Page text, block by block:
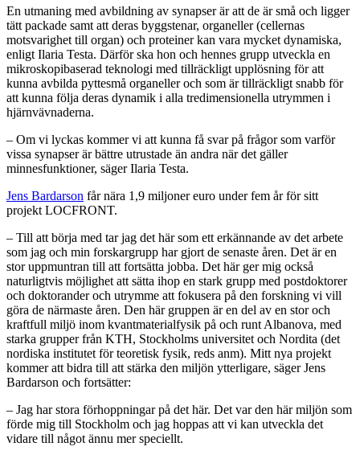
En utmaning med avbildning av synapser är att de är små och ligger
tätt packade samt att deras byggstenar, organeller (cellernas
motsvarighet till organ) och proteiner kan vara mycket dynamiska,
enligt Ilaria Testa. Därför ska hon och hennes grupp utveckla en
mikroskopibaserad teknologi med tillräckligt upplösning för att
kunna avbilda pyttesmå organeller och som är tillräckligt snabb för
att kunna följa deras dynamik i alla tredimensionella utrymmen i
hjärnvävnaderna.
– Om vi lyckas kommer vi att kunna få svar på frågor som varför
vissa synapser är bättre utrustade än andra när det gäller
minnesfunktioner, säger Ilaria Testa.
Jens Bardarson får nära 1,9 miljoner euro under fem år för sitt
projekt LOCFRONT.
– Till att börja med tar jag det här som ett erkännande av det arbete
som jag och min forskargrupp har gjort de senaste åren. Det är en
stor uppmuntran till att fortsätta jobba. Det här ger mig också
naturligtvis möjlighet att sätta ihop en stark grupp med postdoktorer
och doktorander och utrymme att fokusera på den forskning vi vill
göra de närmaste åren. Den här gruppen är en del av en stor och
kraftfull miljö inom kvantmaterialfysik på och runt Albanova, med
starka grupper från KTH, Stockholms universitet och Nordita (det
nordiska institutet för teoretisk fysik, reds anm). Mitt nya projekt
kommer att bidra till att stärka den miljön ytterligare, säger Jens
Bardarson och fortsätter:
– Jag har stora förhoppningar på det här. Det var den här miljön som
förde mig till Stockholm och jag hoppas att vi kan utveckla det
vidare till något ännu mer speciellt.